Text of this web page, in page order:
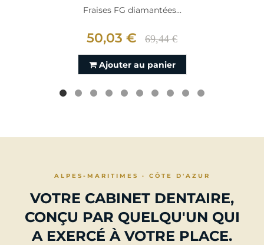
Fraises FG diamantées...
50,03 € 69,44 €
Ajouter au panier
ALPES-MARITIMES · CÔTE D'AZUR
VOTRE CABINET DENTAIRE,
CONÇU PAR QUELQU'UN QUI
A EXERCÉ À VOTRE PLACE.